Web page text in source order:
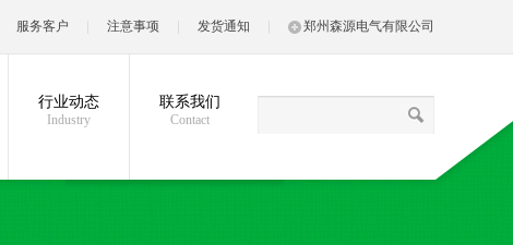
服务客户 注意事项 发货通知 郑州森源电气有限公司
行业动态
Industry
联系我们
Contact